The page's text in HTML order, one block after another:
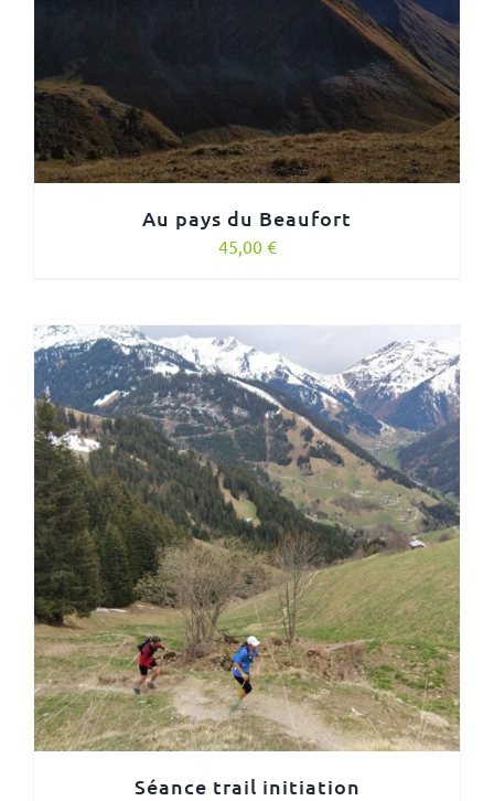
Au pays du Beaufort
45,00 €
Séance trail initiation